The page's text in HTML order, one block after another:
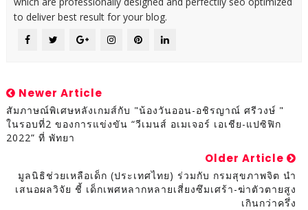
to deliver best result for your blog.
Newer Article
สัมภาษณ์พิเศษหลังเกมส์กับ "น้องวันออน-อชิรญาณ์ ศรีวงษ์ "
ในรอบที่2 ของการแข่งขัน “วีเมนส์ อเมเจอร์ เอเชีย-แปซิฟิก
2022” ที่ พัทยา
Older Article
มูลนิธิช่วยเหลือเด็ก (ประเทศไทย) ร่วมกับ กรมสุขภาพจิต นำ
เสนอผลวิจัย ชี้ เด็กเพศหลากหลายเสี่ยงซึมเศร้า-ฆ่าตัวตายสูง
เกินกว่าครึ่ง